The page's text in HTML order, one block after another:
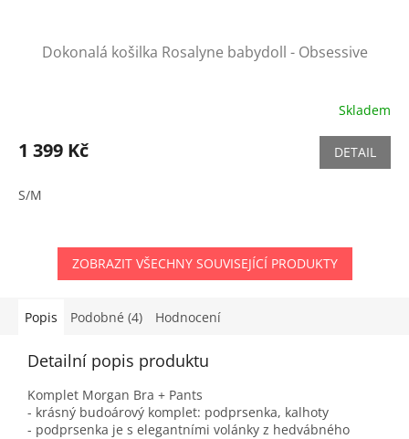
Dokonalá košilka Rosalyne babydoll - Obsessive
Skladem
1 399 Kč DETAIL
S/M
ZOBRAZIT VŠECHNY SOUVISEJÍCÍ PRODUKTY
Popis Podobné (4) Hodnocení
Detailní popis produktu
Komplet Morgan Bra + Pants
- krásný budoárový komplet: podprsenka, kalhoty
- podprsenka je s elegantními volánky z hedvábného